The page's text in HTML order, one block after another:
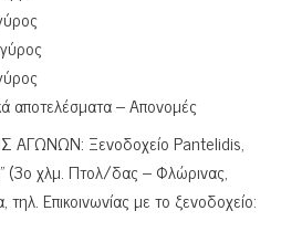
αποτελέσματα – Απονομές
Ξενοδοχείο Pantelidis,
(3o χλμ. Πτολ/δας – Φλώρινας,
Επικοινωνίας με το ξενοδοχείο: